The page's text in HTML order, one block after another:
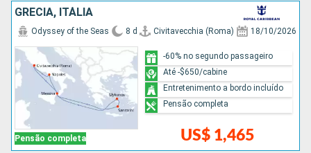
GRÉCIA, ITÁLIA
Pensão completa
Odyssey of the Seas 8 d Civitavecchia (Roma) 18/10/2026
US$ 1,465
-60% no segundo passageiro
Até -$650/cabine
Entretenimento a bordo incluído
Pensão completa